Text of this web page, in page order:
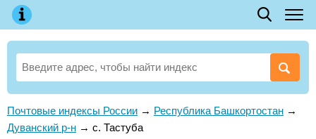
Почтовые индексы России → Республика Башкортостан →
Дуванский р-н → с. Тастуба